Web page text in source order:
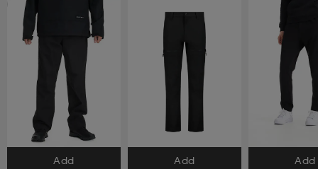
Prispresset
Velg størrelse
Add Velg størrelse
Add Velg Add